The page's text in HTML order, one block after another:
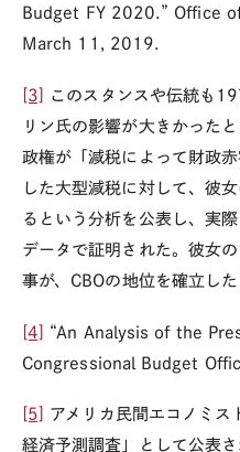
Budget FY 2020.” Office
March 11, 2019.
[3] このスタンスや伝統も
リン氏の影響が大きかったと
政権が「減税によって財政
した大型減税に対して、彼
るという分析を公表し、実
データで証明された。彼女
事が、CBOの地位を確立した
[4] “An Analysis of the
Congressional Budget
[5]
アメリカ民間エコノミス
経済予測調査」として公表さ